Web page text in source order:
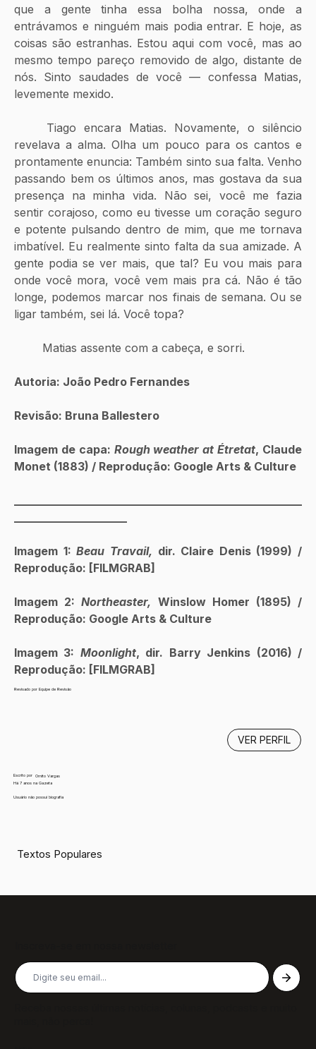
que a gente tinha essa bolha nossa, onde a
entrávamos e ninguém mais podia entrar. E hoje, as
coisas são estranhas. Estou aqui com você, mas ao
mesmo tempo pareço removido de algo, distante de
nós. Sinto saudades de você — confessa Matias,
levemente mexido.
revelava a alma. Olha um pouco para os cantos e
prontamente enuncia: Também sinto sua falta. Venho
passando bem os últimos anos, mas gostava da sua
presença na minha vida. Não sei, você me fazia
sentir corajoso, como eu tivesse um coração seguro
e potente pulsando dentro de mim, que me tornava
imbatível. Eu realmente sinto falta da sua amizade. A
gente podia se ver mais, que tal? Eu vou mais para
onde você mora, você vem mais pra cá. Não é tão
longe, podemos marcar nos finais de semana. Ou se
ligar também, sei lá. Você topa?
	Matias assente com a cabeça, e sorri.
Autoria: João Pedro Fernandes
Revisão: Bruna Ballestero
Imagem de capa: Rough weather at Étretat, Claude
Monet (1883) / Reprodução: Google Arts & Culture
Imagem 1: Beau Travail, dir. Claire Denis (1999) /
Reprodução: [FILMGRAB]
Imagem 2: Northeaster, Winslow Homer (1895) /
Reprodução: Google Arts & Culture
Imagem 3: Moonlight, dir. Barry Jenkins (2016) /
Reprodução: [FILMGRAB]
Revisado por Equipe de Revisão
Escrito por
Ornito Vargas
Há 7 anos na Gazeta
Usuário não possui biografia
VER PERFIL
Textos Populares